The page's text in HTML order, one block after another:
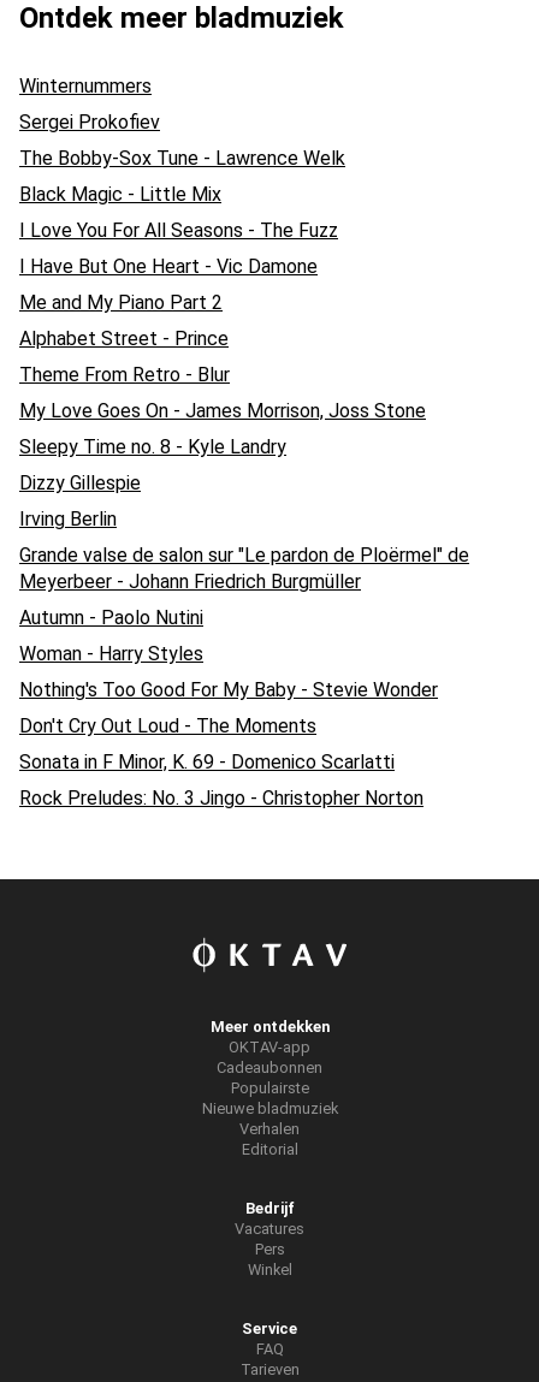
Ontdek meer bladmuziek
Winternummers
Sergei Prokofiev
The Bobby-Sox Tune - Lawrence Welk
Black Magic - Little Mix
I Love You For All Seasons - The Fuzz
I Have But One Heart - Vic Damone
Me and My Piano Part 2
Alphabet Street - Prince
Theme From Retro - Blur
My Love Goes On - James Morrison, Joss Stone
Sleepy Time no. 8 - Kyle Landry
Dizzy Gillespie
Irving Berlin
Grande valse de salon sur "Le pardon de Ploërmel" de
Meyerbeer - Johann Friedrich Burgmüller
Autumn - Paolo Nutini
Woman - Harry Styles
Nothing's Too Good For My Baby - Stevie Wonder
Don't Cry Out Loud - The Moments
Sonata in F Minor, K. 69 - Domenico Scarlatti
Rock Preludes: No. 3 Jingo - Christopher Norton
Meer ontdekken
OKTAV-app
Cadeaubonnen
Populairste
Nieuwe bladmuziek
Verhalen
Editorial
Bedrijf
Vacatures
Pers
Winkel
Service
FAQ
Tarieven